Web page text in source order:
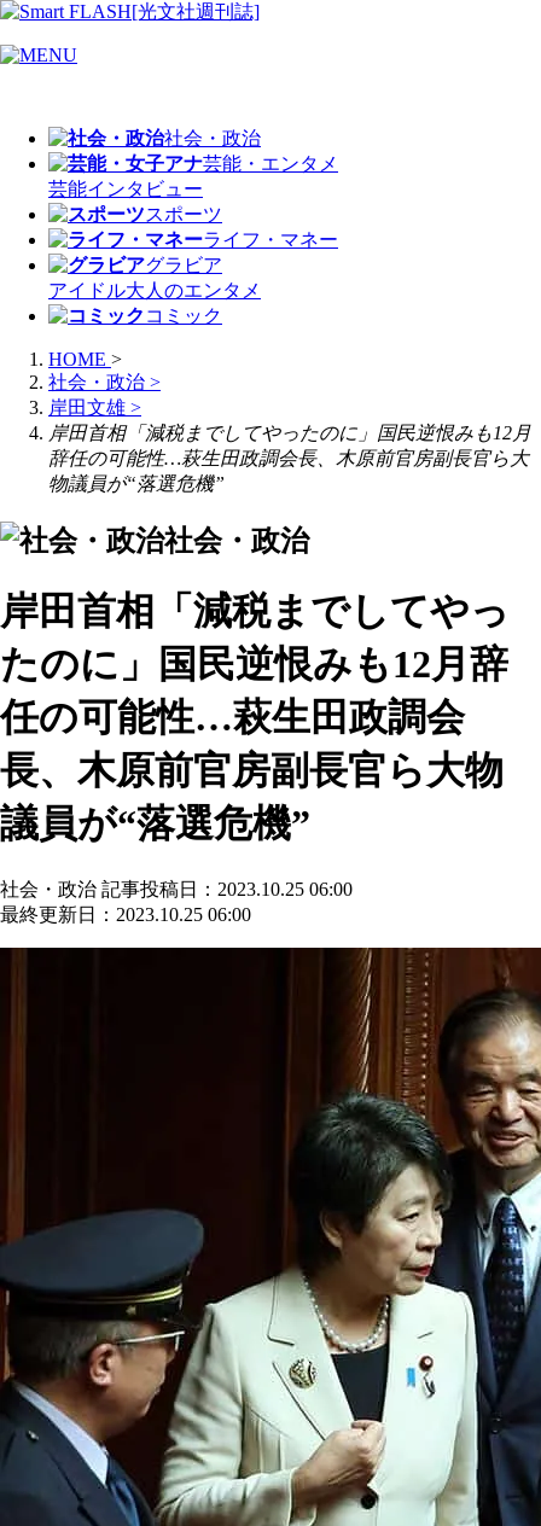
社会・政治
芸能・エンタメ
芸能インタビュー
スポーツ
ライフ・マネー
グラビア
アイドル大人のエンタメ
コミック
HOME >
社会・政治 >
岸田文雄 >
岸田首相「減税までしてやったのに」国民逆恨みも12月
辞任の可能性…萩生田政調会長、木原前官房副長官ら大
物議員が“落選危機”
社会・政治
岸田首相「減税までしてやっ
たのに」国民逆恨みも12月辞
任の可能性…萩生田政調会
長、木原前官房副長官ら大物
議員が“落選危機”
社会・政治 記事投稿日：2023.10.25 06:00
最終更新日：2023.10.25 06:00